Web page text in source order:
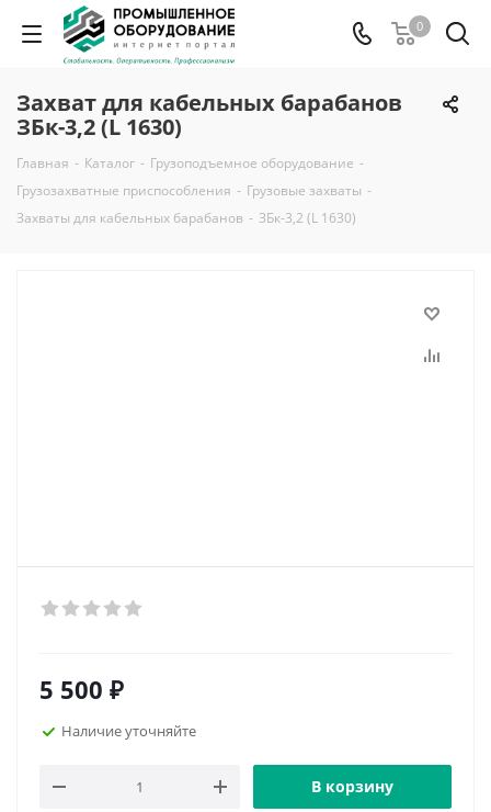
0
Захват для кабельных барабанов
ЗБк-3,2 (L 1630)
Главная - Каталог - Грузоподъемное оборудование -
Грузозахватные приспособления - Грузовые захваты -
Захваты для кабельных барабанов - ЗБк-3,2 (L 1630)
5 500 ₽
Наличие уточняйте
В корзину